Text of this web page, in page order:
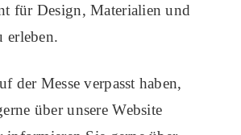
für Design, Materialien und
erleben.
der Messe verpasst haben,
über unsere Website